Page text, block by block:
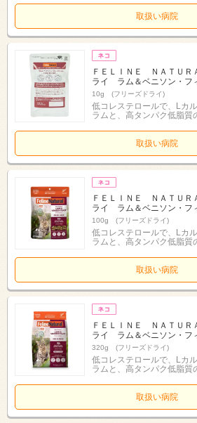
取扱い病院
ＦＥＬＩＮＥ ＮＡＴＵ
ライ ラム＆ベニソン・フ
10g (フリーズドライ)
低コレステロールで、Lカ
ラムと、高タンパク低脂質
取扱い病院
ＦＥＬＩＮＥ ＮＡＴＵ
ライ ラム＆ベニソン・フ
100g (フリーズドライ)
低コレステロールで、Lカ
ラムと、高タンパク低脂質
取扱い病院
ＦＥＬＩＮＥ ＮＡＴＵ
ライ ラム＆ベニソン・フ
320g (フリーズドライ)
低コレステロールで、Lカ
ラムと、高タンパク低脂質
取扱い病院